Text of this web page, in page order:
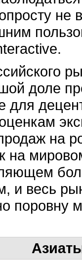
доле
для
на
на
и весь